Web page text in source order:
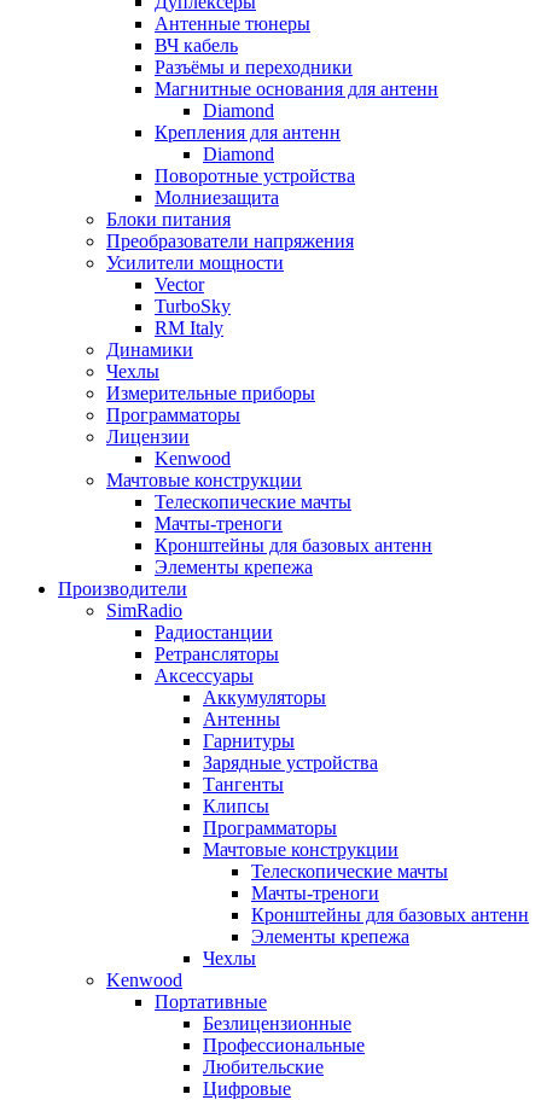
Антенные тюнеры
ВЧ кабель
Разъёмы и переходники
Магнитные основания для антенн
Diamond
Крепления для антенн
Diamond
Поворотные устройства
Молниезащита
Блоки питания
Преобразователи напряжения
Усилители мощности
Vector
TurboSky
RM Italy
Динамики
Чехлы
Измерительные приборы
Программаторы
Лицензии
Kenwood
Мачтовые конструкции
Телескопические мачты
Мачты-треноги
Кронштейны для базовых антенн
Элементы крепежа
Производители
SimRadio
Радиостанции
Ретрансляторы
Аксессуары
Аккумуляторы
Антенны
Гарнитуры
Зарядные устройства
Тангенты
Клипсы
Программаторы
Мачтовые конструкции
Телескопические мачты
Мачты-треноги
Кронштейны для базовых антенн
Элементы крепежа
Чехлы
Kenwood
Портативные
Безлицензионные
Профессиональные
Любительские
Цифровые